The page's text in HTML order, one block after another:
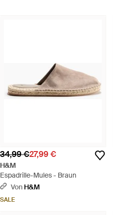
34,99 €27,99 €
H&M
Espadrille-Mules - Braun
Von H&M
SALE